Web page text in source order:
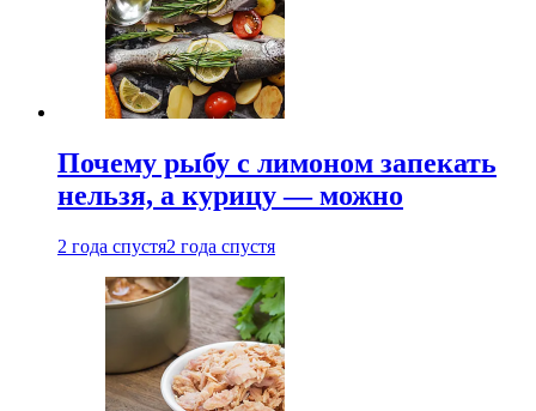
Почему рыбу с лимоном запекать
нельзя, а курицу — можно
2 года спустя2 года спустя